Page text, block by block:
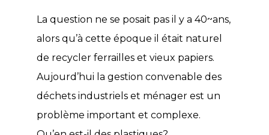
La question ne se posait pas il y a 40~ans,
alors qu’à cette époque il était naturel
de recycler ferrailles et vieux papiers.
Aujourd’hui la gestion convenable des
déchets industriels et ménager est un
problème important et complexe.